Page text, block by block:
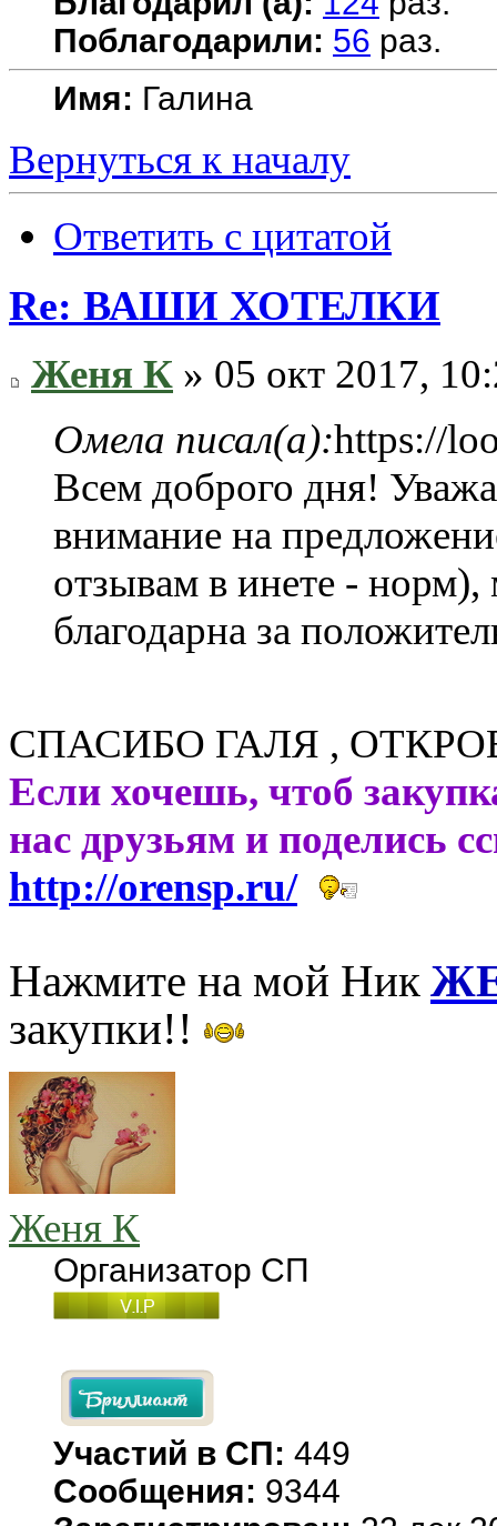
Поблагодарили: 56 раз.
Имя: Галина
Вернуться к началу
Ответить с цитатой
Re: ВАШИ ХОТЕЛКИ
Женя К » 05 окт 2017,
Омела писал(а):https://
Всем доброго дня!
внимание на
отзывам в инете -
благодарна за
СПАСИБО ГАЛЯ ,
Если хочешь, чтоб
нас друзьям и поделись
http://orensp.ru/
Нажмите на мой Ник
закупки!!
Женя К
Организатор СП
Участий в СП: 449
Сообщения: 9344